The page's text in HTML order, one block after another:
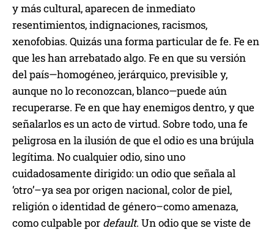
y más cultural, aparecen de inmediato
resentimientos, indignaciones, racismos,
xenofobias. Quizás una forma particular de fe. Fe en
que les han arrebatado algo. Fe en que su versión
del país—homogéneo, jerárquico, previsible y,
aunque no lo reconozcan, blanco—puede aún
recuperarse. Fe en que hay enemigos dentro, y que
señalarlos es un acto de virtud. Sobre todo, una fe
peligrosa en la ilusión de que el odio es una brújula
legítima. No cualquier odio, sino uno
cuidadosamente dirigido: un odio que señala al
‘otro’–ya sea por origen nacional, color de piel,
religión o identidad de género–como amenaza,
como culpable por default. Un odio que se viste de